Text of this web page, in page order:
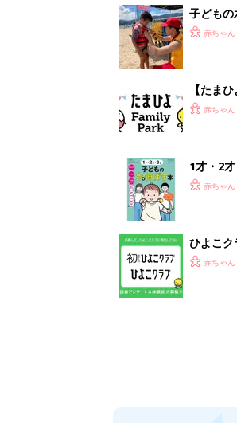
子どもの
ねく【専
赤ちゃん
【たま
赤ちゃん
1才・2
赤ちゃん
ひよこ
赤ちゃん